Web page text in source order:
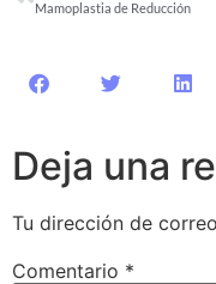
Mamoplastia de Reducción
Deja una
Tu dirección de
Comentario *